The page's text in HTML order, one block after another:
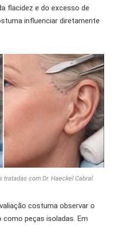
flacidez e do excesso de
influenciar diretamente
com Dr. Haeckel Cabral.
costuma observar o
peças isoladas. Em